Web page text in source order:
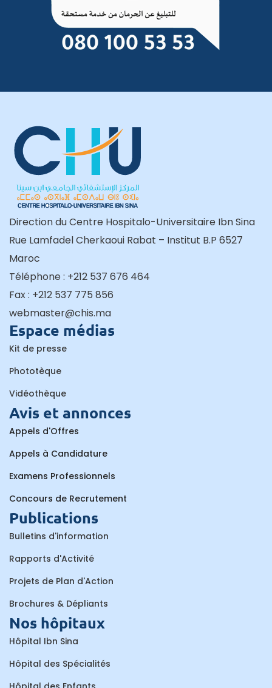
Direction du Centre Hospitalo-Universitaire Ibn Sina
Rue Lamfadel Cherkaoui Rabat – Institut B.P 6527
Maroc
Téléphone : +212 537 676 464
Fax : +212 537 775 856
webmaster@chis.ma
Espace médias
Kit de presse
Phototèque
Vidéothèque
Avis et annonces
Appels d'Offres
Appels à Candidature
Examens Professionnels
Concours de Recrutement
Publications
Bulletins d'information
Rapports d'Activité
Projets de Plan d'Action
Brochures & Dépliants
Nos hôpitaux
Hôpital Ibn Sina
Hôpital des Spécialités